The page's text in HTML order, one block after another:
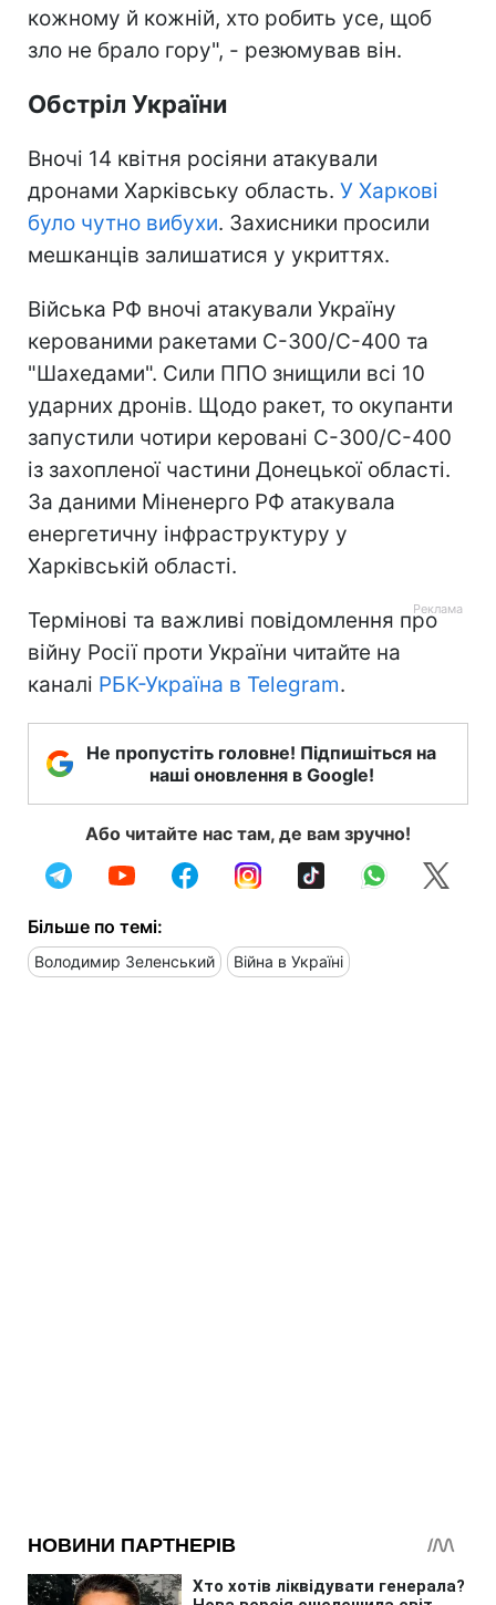
кожному й кожній, хто робить усе, щоб
зло не брало гору", - резюмував він.
Обстріл України
Вночі 14 квітня росіяни атакували
дронами Харківську область. У Харкові
було чутно вибухи. Захисники просили
мешканців залишатися у укриттях.
Війська РФ вночі атакували Україну
керованими ракетами С-300/С-400 та
"Шахедами". Сили ППО знищили всі 10
ударних дронів. Щодо ракет, то окупанти
запустили чотири керовані С-300/С-400
із захопленої частини Донецької області.
За даними Міненерго РФ атакувала
енергетичну інфраструктуру у
Харківській області.
Термінові та важливі повідомлення про
війну Росії проти України читайте на
каналі РБК-Україна в Telegram.
Не пропустіть головне! Підпишіться на
наші оновлення в Google!
Або читайте нас там, де вам зручно!
Більше по темі:
Володимир Зеленський Війна в Україні